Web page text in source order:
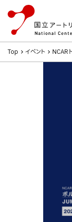
Top イベント NCAR